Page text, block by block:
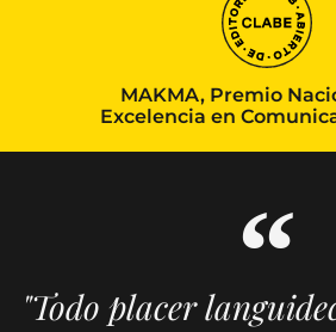
MAKMA, Premio
Excelencia en
"Todo placer